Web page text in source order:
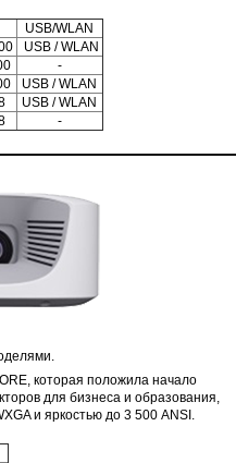
USB/WLAN
USB / WLAN
-
USB / WLAN
USB / WLAN
-
которая положила начало
для бизнеса и образования,
и яркостью до 3 500 ANSI.